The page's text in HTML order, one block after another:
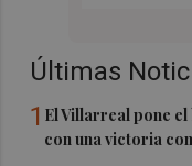
Últimas
1 El Villarreal pone
con una victoria